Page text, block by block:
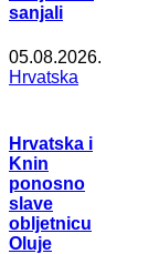
sanjali
05.08.2026.
Hrvatska
Hrvatska i
Knin
ponosno
slave
obljetnicu
Oluje